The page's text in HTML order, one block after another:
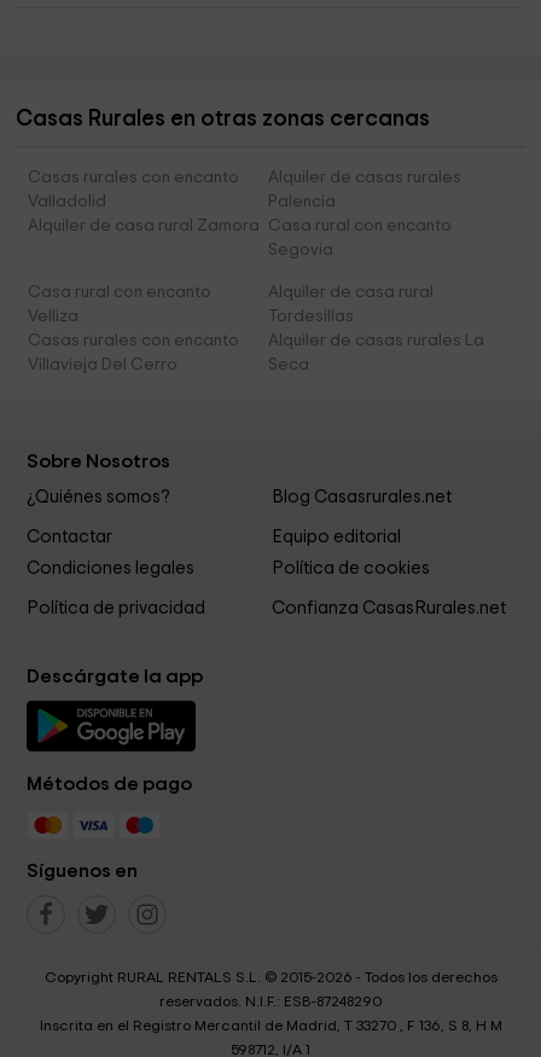
Casas Rurales en otras zonas cercanas
Casas rurales con encanto
Valladolid
Alquiler de casas rurales
Palencia
Alquiler de casa rural Zamora
Casa rural con encanto
Segovia
Casa rural con encanto
Velliza
Alquiler de casa rural
Tordesillas
Casas rurales con encanto
Villavieja Del Cerro
Alquiler de casas rurales La
Seca
Sobre Nosotros
¿Quiénes somos? Blog Casasrurales.net
Contactar
Equipo editorial
Condiciones legales
Política de cookies
Política de privacidad Confianza CasasRurales.net
Descárgate la app
Métodos de pago
Síguenos en
Copyright RURAL RENTALS S.L. © 2015-2026 - Todos los derechos
reservados. N.I.F.: ESB-87248290
Inscrita en el Registro Mercantil de Madrid, T 33270 , F 136, S 8, H M
598712, I/A 1